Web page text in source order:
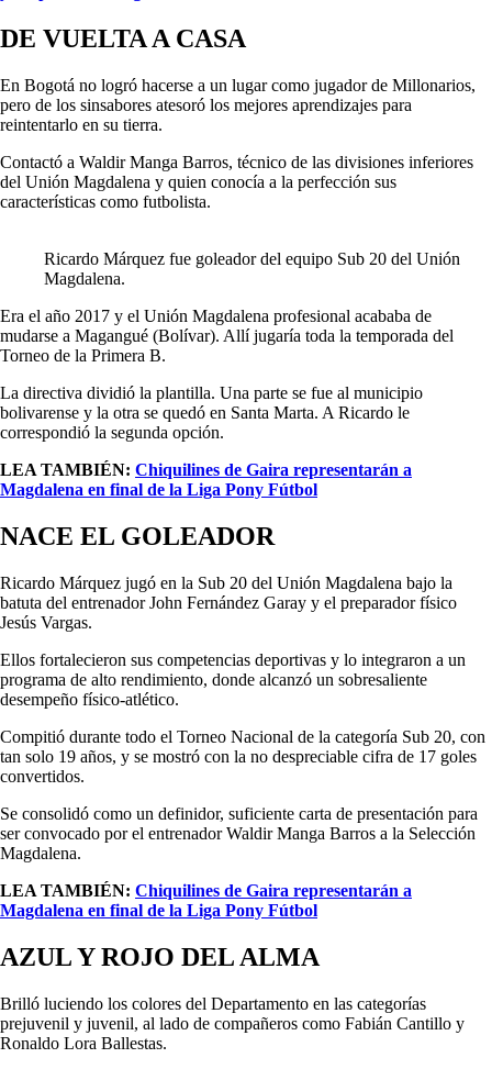
DE VUELTA A CASA
En Bogotá no logró hacerse a un lugar como jugador de Millonarios,
pero de los sinsabores atesoró los mejores aprendizajes para
reintentarlo en su tierra.
Contactó a Waldir Manga Barros, técnico de las divisiones inferiores
del Unión Magdalena y quien conocía a la perfección sus
características como futbolista.
Ricardo Márquez fue goleador del equipo Sub 20 del Unión
Magdalena.
Era el año 2017 y el Unión Magdalena profesional acababa de
mudarse a Magangué (Bolívar). Allí jugaría toda la temporada del
Torneo de la Primera B.
La directiva dividió la plantilla. Una parte se fue al municipio
bolivarense y la otra se quedó en Santa Marta. A Ricardo le
correspondió la segunda opción.
LEA TAMBIÉN: Chiquilines de Gaira representarán a
Magdalena en final de la Liga Pony Fútbol
NACE EL GOLEADOR
Ricardo Márquez jugó en la Sub 20 del Unión Magdalena bajo la
batuta del entrenador John Fernández Garay y el preparador físico
Jesús Vargas.
Ellos fortalecieron sus competencias deportivas y lo integraron a un
programa de alto rendimiento, donde alcanzó un sobresaliente
desempeño físico-atlético.
Compitió durante todo el Torneo Nacional de la categoría Sub 20, con
tan solo 19 años, y se mostró con la no despreciable cifra de 17 goles
convertidos.
Se consolidó como un definidor, suficiente carta de presentación para
ser convocado por el entrenador Waldir Manga Barros a la Selección
Magdalena.
LEA TAMBIÉN: Chiquilines de Gaira representarán a
Magdalena en final de la Liga Pony Fútbol
AZUL Y ROJO DEL ALMA
Brilló luciendo los colores del Departamento en las categorías
prejuvenil y juvenil, al lado de compañeros como Fabián Cantillo y
Ronaldo Lora Ballestas.